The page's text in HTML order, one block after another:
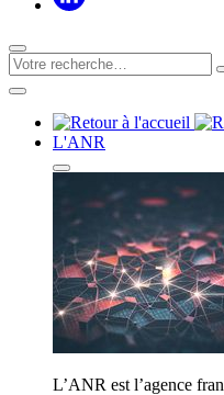
L'ANR
L’ANR est l’agence